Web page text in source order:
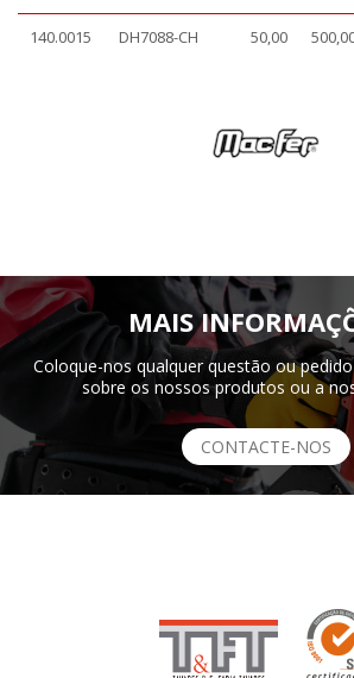
140.0015 DH7088-CH 50,00
MAIS
Coloque-nos qualquer questão ou
sobre os nossos produtos ou a
CONTACTE-NOS